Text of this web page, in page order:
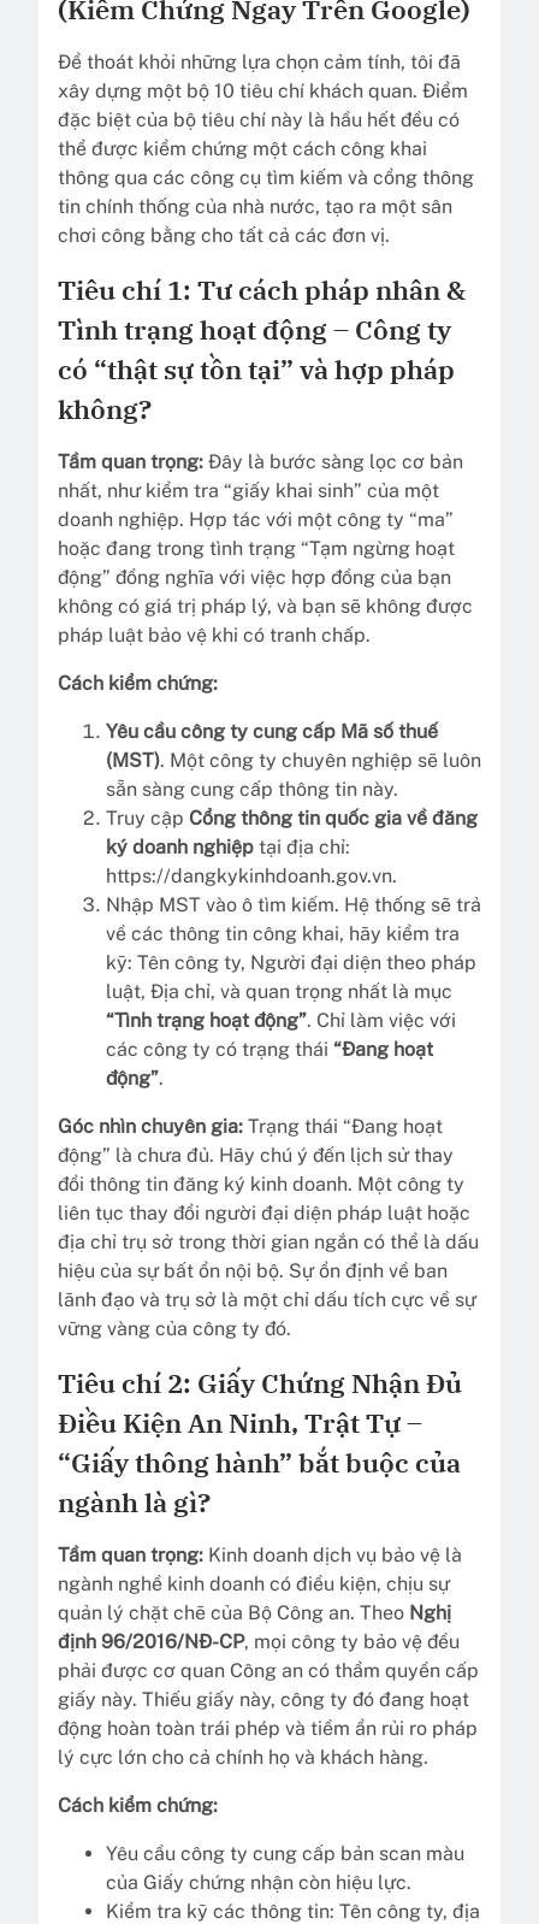
(Kiểm Chứng Ngay Trên Google)
Để thoát khỏi những lựa chọn cảm tính, tôi đã
xây dựng một bộ 10 tiêu chí khách quan. Điểm
đặc biệt của bộ tiêu chí này là hầu hết đều có
thể được kiểm chứng một cách công khai
thông qua các công cụ tìm kiếm và cổng thông
tin chính thống của nhà nước, tạo ra một sân
chơi công bằng cho tất cả các đơn vị.
Tiêu chí 1: Tư cách pháp nhân &
Tình trạng hoạt động – Công ty
có “thật sự tồn tại” và hợp pháp
không?
Tầm quan trọng: Đây là bước sàng lọc cơ bản
nhất, như kiểm tra “giấy khai sinh” của một
doanh nghiệp. Hợp tác với một công ty “ma”
hoặc đang trong tình trạng “Tạm ngừng hoạt
động” đồng nghĩa với việc hợp đồng của bạn
không có giá trị pháp lý, và bạn sẽ không được
pháp luật bảo vệ khi có tranh chấp.
Cách kiểm chứng:
Yêu cầu công ty cung cấp Mã số thuế
(MST). Một công ty chuyên nghiệp sẽ luôn
sẵn sàng cung cấp thông tin này.
Truy cập Cổng thông tin quốc gia về đăng
ký doanh nghiệp tại địa chỉ:
https://dangkykinhdoanh.gov.vn.
Nhập MST vào ô tìm kiếm. Hệ thống sẽ trả
về các thông tin công khai, hãy kiểm tra
kỹ: Tên công ty, Người đại diện theo pháp
luật, Địa chỉ, và quan trọng nhất là mục
“Tình trạng hoạt động”. Chỉ làm việc với
các công ty có trạng thái “Đang hoạt
động”.
Góc nhìn chuyên gia: Trạng thái “Đang hoạt
động” là chưa đủ. Hãy chú ý đến lịch sử thay
đổi thông tin đăng ký kinh doanh. Một công ty
liên tục thay đổi người đại diện pháp luật hoặc
địa chỉ trụ sở trong thời gian ngắn có thể là dấu
hiệu của sự bất ổn nội bộ. Sự ổn định về ban
lãnh đạo và trụ sở là một chỉ dấu tích cực về sự
vững vàng của công ty đó.
Tiêu chí 2: Giấy Chứng Nhận Đủ
Điều Kiện An Ninh, Trật Tự –
“Giấy thông hành” bắt buộc của
ngành là gì?
Tầm quan trọng: Kinh doanh dịch vụ bảo vệ là
ngành nghề kinh doanh có điều kiện, chịu sự
quản lý chặt chẽ của Bộ Công an. Theo Nghị
định 96/2016/NĐ-CP, mọi công ty bảo vệ đều
phải được cơ quan Công an có thẩm quyền cấp
giấy này. Thiếu giấy này, công ty đó đang hoạt
động hoàn toàn trái phép và tiềm ẩn rủi ro pháp
lý cực lớn cho cả chính họ và khách hàng.
Cách kiểm chứng:
Yêu cầu công ty cung cấp bản scan màu
của Giấy chứng nhận còn hiệu lực.
Kiểm tra kỹ các thông tin: Tên công ty, địa